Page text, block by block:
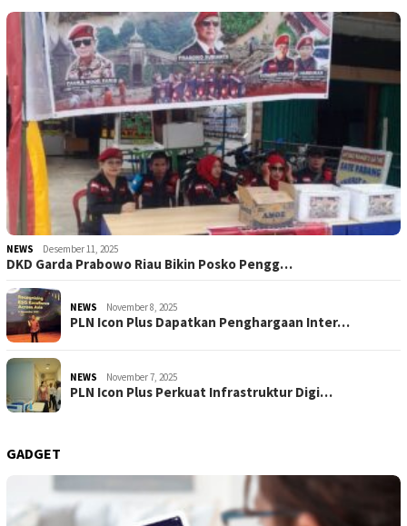
NEWS Desember 11, 2025
DKD Garda Prabowo Riau Bikin Posko Pengg…
NEWS November 8, 2025
PLN Icon Plus Dapatkan Penghargaan Inter…
NEWS November 7, 2025
PLN Icon Plus Perkuat Infrastruktur Digi…
GADGET